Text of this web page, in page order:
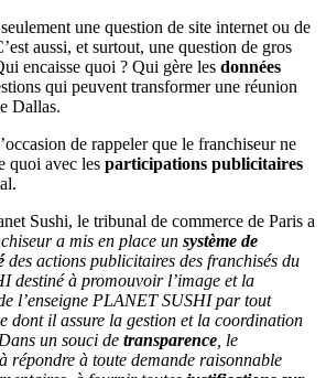
une question de site internet ou de
aussi, et surtout, une question de gros
encaisse quoi ? Qui gère les données
qui peuvent transformer une réunion
Dallas.
de rappeler que le franchiseur ne
quoi avec les participations publicitaires
Sushi, le tribunal de commerce de Paris a
a mis en place un système de
des actions publicitaires des franchisés du
destiné à promouvoir l’image et la
l’enseigne PLANET SUSHI par tout
dont il assure la gestion et la coordination
un souci de transparence , le
répondre à toute demande raisonnable